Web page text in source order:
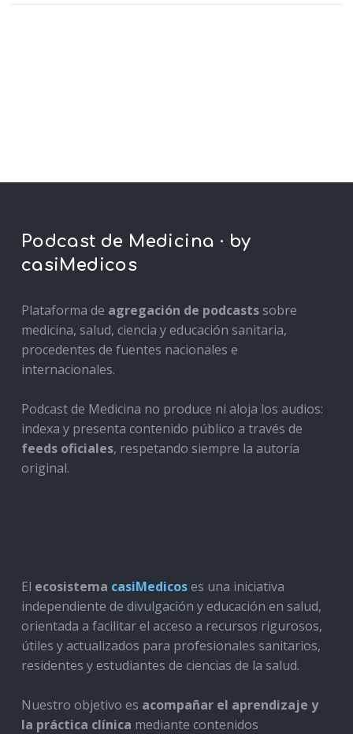
Podcast de Medicina · by
casiMedicos
Plataforma de agregación de podcastssobre
medicina, salud, ciencia y educación sanitaria,
procedentes de fuentes nacionales e
internacionales.
Podcast de Medicina no produce ni aloja los audios:
indexa y presenta contenido público a través de
feeds oficiales, respetando siempre la autoría
original.
El ecosistema casiMedicoses una iniciativa
independiente de divulgación y educación en salud,
orientada a facilitar el acceso a recursos rigurosos,
útiles y actualizados para profesionales sanitarios,
residentes y estudiantes de ciencias de la salud.
Nuestro objetivo es acompañar el aprendizaje y
la práctica clínica mediante contenidos